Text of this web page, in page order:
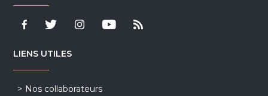
LIENS UTILES
Nos collaborateurs